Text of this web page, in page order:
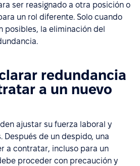
ser reasignado a otra posición o
un rol diferente. Solo cuando
posibles, la eliminación del
redundancia
a un nuevo
ajustar su fuerza laboral y
Después de un despido, una
a contratar, incluso para un
proceder con precaución y